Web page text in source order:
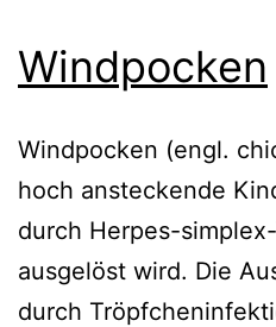
Windpocken
Windpocken (engl.
hoch ansteckende
durch Herpes-
ausgelöst wird. Die
durch